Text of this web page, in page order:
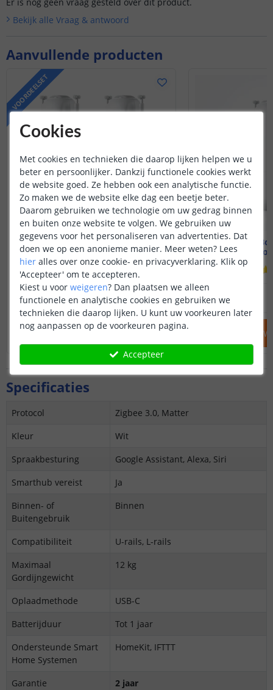
Aanvullende producten
VOORDEELSET
SwitchBot Curtain 3
Geschikt voor U-rail | Set
reviews
OP VOORRAAD 179,90 169,99
IN WINKELWAGEN
Geschikt
OP VOORRAAD
IN
Bekijk alle Vraag & antwoord
Specificaties
Protocol
Zigbee 3.0, Matter
Kleur
Wit
Spraakbesturing
Google Assistant, Alexa, Siri
Smarthub vereist
Ja
Binnen- of
Buitengebruik
Binnen
Compatibiliteit
U-rails, L-rails
Maximaal
Gordijngewicht
12 kg
Oplaadmethode
USB-C
Batterijduur
Tot 1 jaar
Ondersteunde Smart
Home Systemen
HomeKit, IFTTT
Garantie 2 jaar
Cookies
Met cookies en technieken die daarop lijken helpen we u
beter en persoonlijker. Dankzij functionele cookies werkt
de website goed. Ze hebben ook een analytische functie.
Zo maken we de website elke dag een beetje beter.
Daarom gebruiken we technologie om uw gedrag binnen
en buiten onze website te volgen. We gebruiken uw
gegevens voor het personaliseren van advertenties. Dat
doen we op een anonieme manier. Meer weten? Lees
hier alles over onze cookie- en privacyverklaring. Klik op
'Accepteer' om te accepteren.
Kiest u voor weigeren? Dan plaatsen we alleen
functionele en analytische cookies en gebruiken we
technieken die daarop lijken. U kunt uw voorkeuren later
nog aanpassen op de voorkeuren pagina.
Accepteer